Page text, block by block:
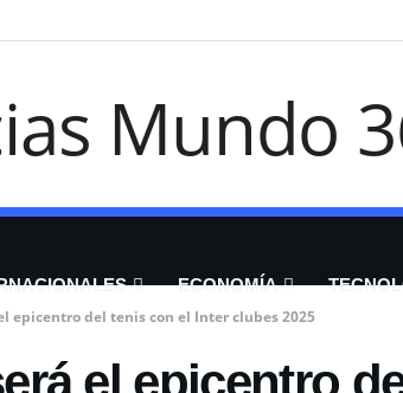
ECONOMÍA
epicentro del tenis con el Inter clubes 2025
el epicentro